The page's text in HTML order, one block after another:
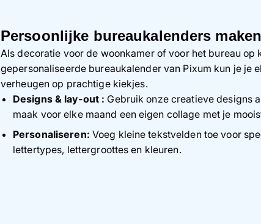
Persoonlijke bureaukalenders maken
Als decoratie voor de woonkamer of voor het bureau op
gepersonaliseerde bureaukalender van Pixum kun je je
verheugen op prachtige kiekjes.
Designs & lay-out : Gebruik onze creatieve designs
maak voor elke maand een eigen collage met je
Personaliseren: Voeg kleine tekstvelden toe voor
lettertypes, lettergroottes en kleuren.